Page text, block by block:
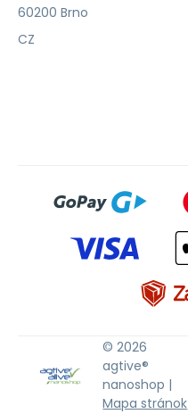
60200 Brno
CZ
© 2026
agtive®
nanoshop |
Mapa stránok